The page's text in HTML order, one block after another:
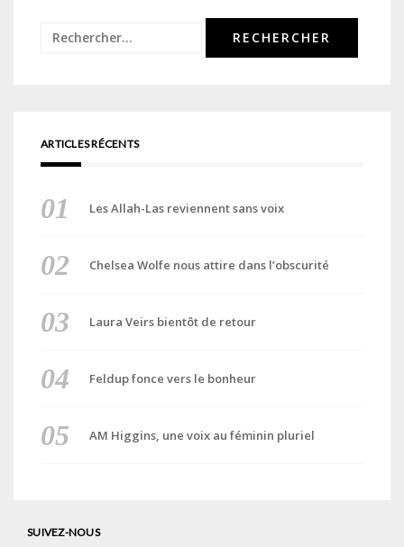
Rechercher :
ARTICLES RÉCENTS
Les Allah-Las reviennent sans voix
Chelsea Wolfe nous attire dans l’obscurité
Laura Veirs bientôt de retour
Feldup fonce vers le bonheur
AM Higgins, une voix au féminin pluriel
SUIVEZ-NOUS